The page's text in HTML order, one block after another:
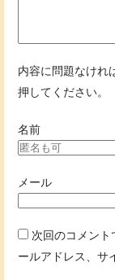
内容に問題なけれ
押してください。
名前
メール
次回のコメント
ールアドレス、サ